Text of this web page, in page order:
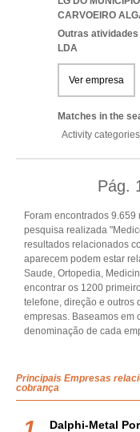
CARVOEIRO
Outras atividades
LDA
Ver empresa
Matches in the
Activity
Pág.
Foram encontrados
pesquisa realizada
resultados relacionados
aparecem podem estar
Saude, Ortopedia,
encontrar os 1200
telefone, direção e outros
empresas. Baseamos em
denominação de cada
Principais Empresas
cobrança
Dalphi-Metal